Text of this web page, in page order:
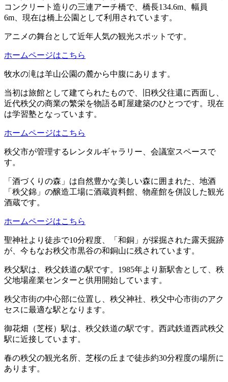
コンクリート造りの三連アーチ橋で、橋長134.6m、幅員
6m、現在は橋上公園として利用されています。
アニメの舞台として近年人気の観光スポットです。
ホームページはこちら
牧水の滝は羊山公園の麓から中腹にあります。
当初は旅館として建てられたもので、旧秩父往還に西面し、
近代秩父の商業の繁栄を物語る町屋建築のひとつです。現在
は学習塾となっています。
ホームページはこちら
秩父市が管理するレンタルギャラリー、会議室スペースで
す。
「酒づくりの森」は自然豊かな美しい森に囲まれた、地酒
「秩父錦」の醸造工場に酒蔵資料館、物産館を併設した観光
酒蔵です。
ホームページはこちら
聖神社より徒歩で10分程度、「和銅」が採掘された露天掘跡
が、今もなお秩父市黒谷の和銅山に残されています。
秩父駅は、秩父鉄道の駅です。1985年より新駅舎として、秩
父地場産業センターと供用開始しています。
秩父市街の中心部に位置し、秩父神社、秩父中心市街のアク
セスに最適な駅となります。
御花畑（芝桜）駅は、秩父鉄道の駅です。西武鉄道西武秩父
駅に近接しています。
春の秩父の観光名所、芝桜の丘まで徒歩約30分程度の場所に
あります。